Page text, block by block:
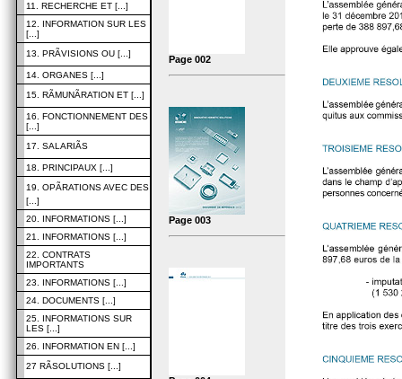
11. RECHERCHE ET [...]
12. INFORMATION SUR LES
[...]
13. PRÃVISIONS OU [...]
14. ORGANES [...]
15. RÃMUNÃRATION ET [...]
16. FONCTIONNEMENT DES
[...]
17. SALARIÃS
18. PRINCIPAUX [...]
19. OPÃRATIONS AVEC DES
[...]
20. INFORMATIONS [...]
21. INFORMATIONS [...]
22. CONTRATS
IMPORTANTS
23. INFORMATIONS [...]
24. DOCUMENTS [...]
25. INFORMATIONS SUR
LES [...]
26. INFORMATION EN [...]
27 RÃSOLUTIONS [...]
Page 002
Page 003